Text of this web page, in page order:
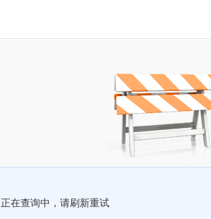
正在查询中，请刷新重试